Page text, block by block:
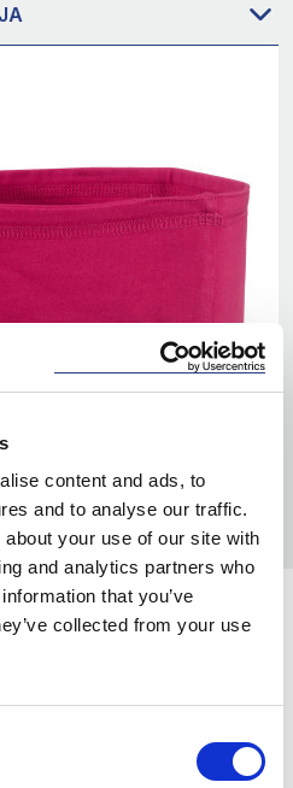
content and ads, to
and to analyse our traffic.
your use of our site with
and analytics partners who
that you’ve
collected from your use
155